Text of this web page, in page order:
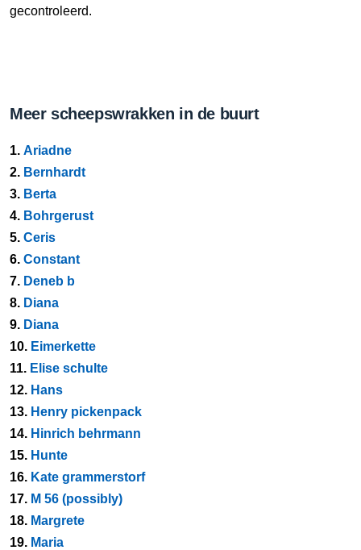
gecontroleerd.
Meer scheepswrakken in de buurt
1. Ariadne
2. Bernhardt
3. Berta
4. Bohrgerust
5. Ceris
6. Constant
7. Deneb b
8. Diana
9. Diana
10. Eimerkette
11. Elise schulte
12. Hans
13. Henry pickenpack
14. Hinrich behrmann
15. Hunte
16. Kate grammerstorf
17. M 56 (possibly)
18. Margrete
19. Maria